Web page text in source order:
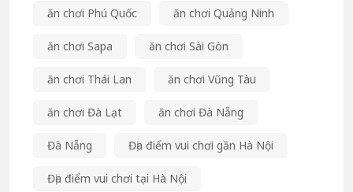
ăn chơi Phú Quốc ăn chơi Quảng Ninh
ăn chơi Sapa ăn chơi Sài Gòn
ăn chơi Thái Lan ăn chơi Vũng Tàu
ăn chơi Đà Lạt ăn chơi Đà Nẵng
Đà Nẵng Địa điểm vui chơi gần Hà Nội
Địa điểm vui chơi tại Hà Nội